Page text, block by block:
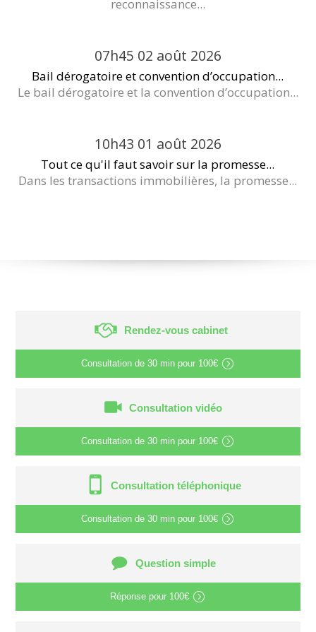
reconnaissance...
07h45 02 août 2026
Bail dérogatoire et convention d’occupation...
Le bail dérogatoire et la convention d’occupation...
10h43 01 août 2026
Tout ce qu'il faut savoir sur la promesse...
Dans les transactions immobilières, la promesse...
Rendez-vous cabinet
Consultation de 30 min pour 100€
Consultation vidéo
Consultation de 30 min pour 100€
Consultation téléphonique
Consultation de 30 min pour 100€
Question simple
Réponse pour 100€